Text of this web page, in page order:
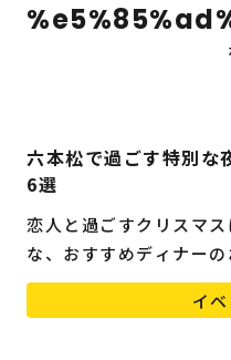
六本松で過ごす特別
6選
恋人と過ごすクリスマ
な、おすすめディナーの
イ